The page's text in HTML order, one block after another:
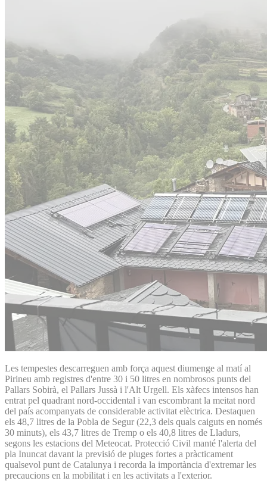
Les tempestes descarreguen amb força aquest diumenge al matí al
Pirineu amb registres d'entre 30 i 50 litres en nombrosos punts del
Pallars Sobirà, el Pallars Jussà i l'Alt Urgell. Els xàfecs intensos han
entrat pel quadrant nord-occidental i van escombrant la meitat nord
del país acompanyats de considerable activitat elèctrica. Destaquen
els 48,7 litres de la Pobla de Segur (22,3 dels quals caiguts en només
30 minuts), els 43,7 litres de Tremp o els 40,8 litres de Lladurs,
segons les estacions del Meteocat. Protecció Civil manté l'alerta del
pla Inuncat davant la previsió de pluges fortes a pràcticament
qualsevol punt de Catalunya i recorda la importància d'extremar les
precaucions en la mobilitat i en les activitats a l'exterior.